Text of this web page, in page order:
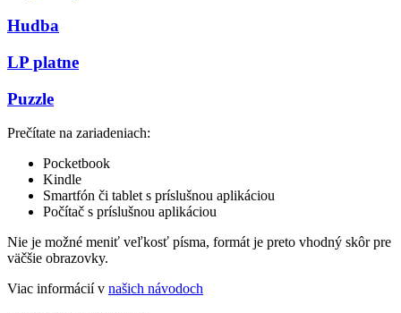
Hudba
LP platne
Puzzle
Prečítate na zariadeniach:
Pocketbook
Kindle
Smartfón či tablet s príslušnou aplikáciou
Počítač s príslušnou aplikáciou
Nie je možné meniť veľkosť písma, formát je preto vhodný skôr pre
väčšie obrazovky.
Viac informácií v našich návodoch